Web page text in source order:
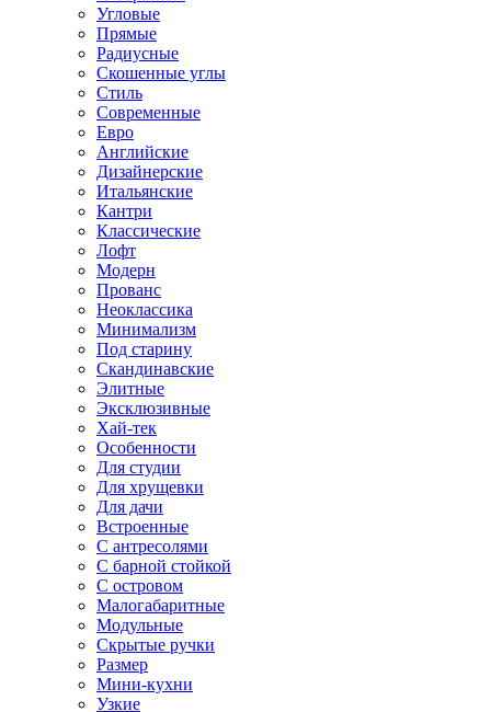
Угловые
Прямые
Радиусные
Скошенные углы
Стиль
Современные
Евро
Английские
Дизайнерские
Итальянские
Кантри
Классические
Лофт
Модерн
Прованс
Неоклассика
Минимализм
Под старину
Скандинавские
Элитные
Эксклюзивные
Хай-тек
Особенности
Для студии
Для хрущевки
Для дачи
Встроенные
С антресолями
С барной стойкой
С островом
Малогабаритные
Модульные
Скрытые ручки
Размер
Мини-кухни
Узкие